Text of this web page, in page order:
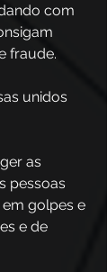
com
fraude.
unidos
as
pessoas
golpes e
e de